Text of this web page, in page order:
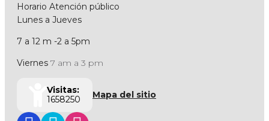
Horario Atención público
Lunes a Jueves
7 a 12 m -2 a 5pm
Viernes 7 am a 3 pm
Visitas:
1658250
Mapa del sitio